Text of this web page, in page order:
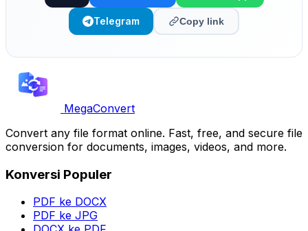
Telegram Copy link
MegaConvert
Convert any file format online. Fast, free, and secure file
conversion for documents, images, videos, and more.
Konversi Populer
PDF ke DOCX
PDF ke JPG